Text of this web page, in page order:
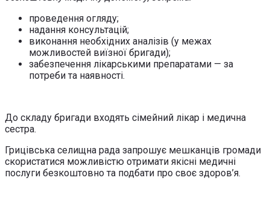
проведення огляду;
надання консультацій;
виконання необхідних аналізів (у межах
можливостей виїзної бригади);
забезпечення лікарськими препаратами — за
потреби та наявності.
До складу бригади входять сімейний лікар і медична
сестра.
Грицівська селищна рада запрошує мешканців громади
скористатися можливістю отримати якісні медичні
послуги безкоштовно та подбати про своє здоров’я.